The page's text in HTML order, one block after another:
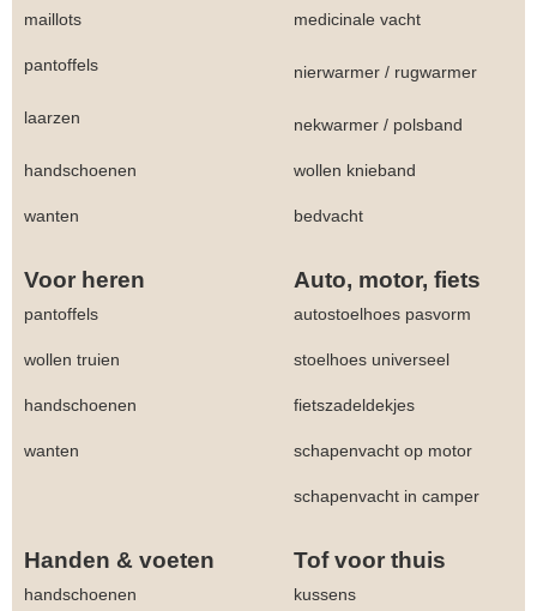
maillots medicinale vacht
pantoffels nierwarmer / rugwarmer
laarzen nekwarmer / polsband
handschoenen wollen knieband
wanten bedvacht
Voor heren Auto, motor, fiets
pantoffels autostoelhoes pasvorm
wollen truien stoelhoes universeel
handschoenen fietszadeldekjes
wanten schapenvacht op motor
schapenvacht in camper
Handen & voeten Tof voor thuis
handschoenen kussens